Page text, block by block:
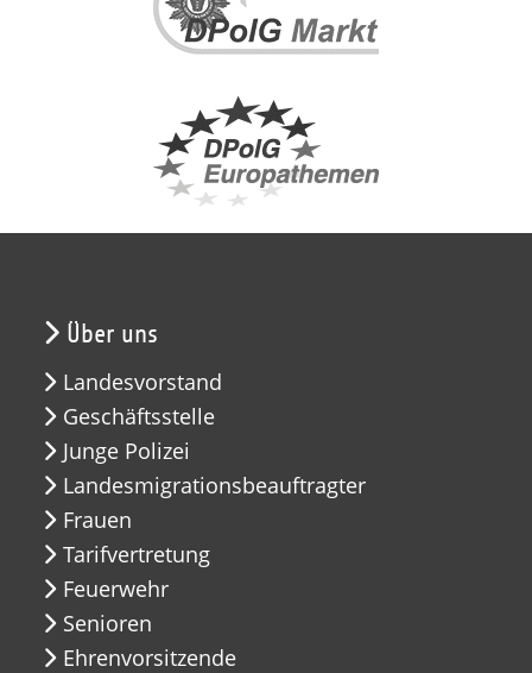
Über uns
Landesvorstand
Geschäftsstelle
Junge Polizei
Landesmigrationsbeauftragter
Frauen
Tarifvertretung
Feuerwehr
Senioren
Ehrenvorsitzende